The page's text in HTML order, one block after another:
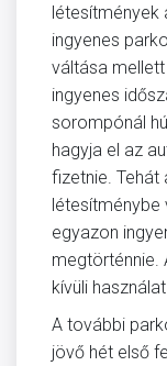
létesítmények
ingyenes
váltása
ingyenes
sorompónál
hagyja el az
fizetnie. Tehát
létesítménybe
egyazon
megtörténnie.
kívüli
A további
jövő hét első